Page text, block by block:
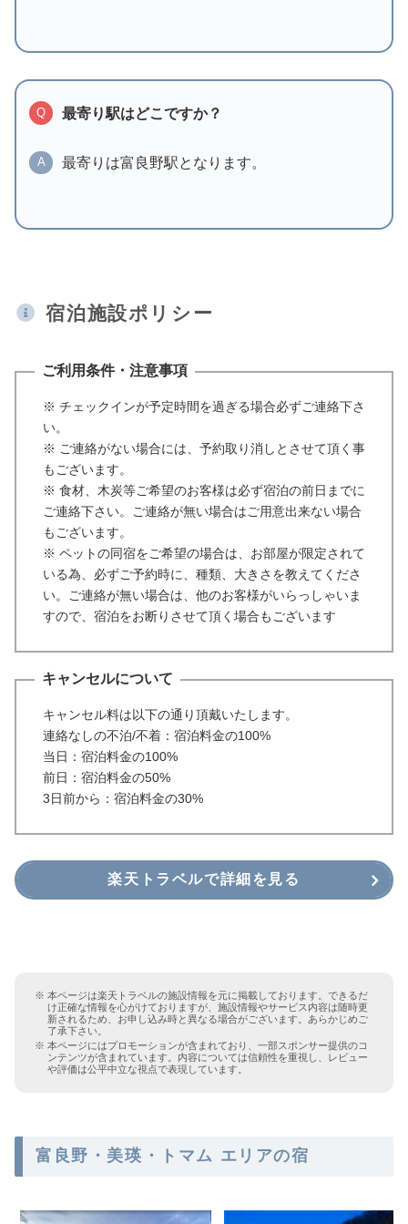
Q 最寄り駅はどこですか？
A 最寄りは富良野駅となります。
宿泊施設ポリシー
ご利用条件・注意事項
※ チェックインが予定時間を過ぎる場合必ずご連絡下さ
い。
※ ご連絡がない場合には、予約取り消しとさせて頂く事
もございます。
※ 食材、木炭等ご希望のお客様は必ず宿泊の前日までに
ご連絡下さい。ご連絡が無い場合はご用意出来ない場合
もございます。
※ ペットの同宿をご希望の場合は、お部屋が限定されて
いる為、必ずご予約時に、種類、大きさを教えてくださ
い。ご連絡が無い場合は、他のお客様がいらっしゃいま
すので、宿泊をお断りさせて頂く場合もございます
キャンセルについて
キャンセル料は以下の通り頂戴いたします。
連絡なしの不泊/不着：宿泊料金の100%
当日：宿泊料金の100%
前日：宿泊料金の50%
3日前から：宿泊料金の30%
楽天トラベルで詳細を見る
本ページは楽天トラベルの施設情報を元に掲載しております。できるだ
け正確な情報を心がけておりますが、施設情報やサービス内容は随時更
新されるため、お申し込み時と異なる場合がございます。あらかじめご
了承下さい。
本ページにはプロモーションが含まれており、一部スポンサー提供のコ
ンテンツが含まれています。内容については信頼性を重視し、レビュー
や評価は公平中立な視点で表現しています。
富良野・美瑛・トマム エリアの宿